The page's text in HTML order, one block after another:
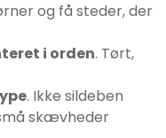
og få steder, der
i orden. Tørt,
. Ikke sildeben
skævheder